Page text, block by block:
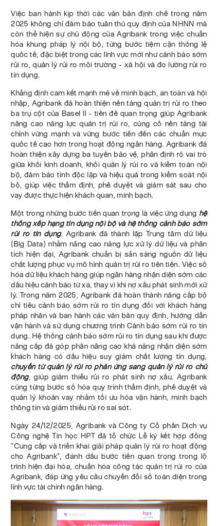
Việc ban hành kịp thời các văn bản định chế trong năm
2025 không chỉ đảm bảo tuân thủ quy định của NHNN mà
còn thể hiện sự chủ động của Agribank trong việc chuẩn
hóa khung pháp lý nội bộ, từng bước tiệm cận thông lệ
quốc tế, đặc biệt trong các lĩnh vực mới như cảnh báo sớm
rủi ro, quản lý rủi ro môi trường - xã hội và đo lường rủi ro
tín dụng.
Khẳng định cam kết mạnh mẽ về minh bạch, an toàn và hội
nhập, Agribank đã hoàn thiện nền tảng quản trị rủi ro theo
ba trụ cột của Basel II - tiền đề quan trọng giúp Agribank
nâng cao năng lực quản trị rủi ro, củng cố nền tảng tài
chính vững mạnh và vững bước tiến đến các chuẩn mực
quốc tế cao hơn trong hoạt động ngân hàng. Agribank đã
hoàn thiện xây dựng ba tuyến bảo vệ, phân định rõ vai trò
giữa khối kinh doanh, khối quản lý rủi ro và kiểm toán nội
bộ, đảm bảo tính độc lập và hiệu quả trong kiểm soát nội
bộ, giúp việc thẩm định, phê duyệt và giám sát sau cho
vay được thực hiện khách quan, minh bạch.
Một trong những bước tiến quan trọng là việc ứng dụng hệ
thống xếp hạng tín dụng nội bộ và hệ thống cảnh báo sớm
rủi ro tín dụng. Agribank đã thành lập Trung tâm dữ liệu
(Big Data) nhằm nâng cao năng lực xử lý dữ liệu và phân
tích hiện đại, Agribank chuẩn bị sẵn sàng nguồn dữ liệu
chất lượng phục vụ mô hình quản trị rủi ro tiên tiến. Việc số
hóa dữ liệu khách hàng giúp ngân hàng nhận diện sớm các
dấu hiệu cảnh báo từ xa, thay vì khi nợ xấu phát sinh mới xử
lý. Trong năm 2025, Agribank đã hoàn thành nâng cấp bộ
chỉ tiêu cảnh báo sớm rủi ro tín dụng đối với khách hàng
pháp nhân và ban hành các văn bản quy định, hướng dẫn
vận hành và sử dụng chương trình Cảnh báo sớm rủi ro tín
dụng. Hệ thống cảnh báo sớm rủi ro tín dụng sau khi được
nâng cấp đã góp phần nâng cao khả năng nhận diện sớm
khách hàng có dấu hiệu suy giảm chất lượng tín dụng,
chuyển từ quản lý rủi ro phản ứng sang quản lý rủi ro chủ
động, giúp giảm thiểu rủi ro phát sinh nợ xấu. Agribank
cũng từng bước số hóa quy trình thẩm định, phê duyệt và
quản lý khoản vay nhằm tối ưu hóa vận hành, minh bạch
thông tin và giảm thiểu rủi ro sai sót.
Ngày 24/12/2025, Agribank và Công ty Cổ phần Dịch vụ
Công nghệ Tin học HPT đã tổ chức Lễ ký kết hợp đồng
“Cung cấp và triển khai giải pháp quản lý rủi ro hoạt động
cho Agribank”, đánh dấu bước tiến quan trọng trong lộ
trình hiện đại hóa, chuẩn hóa công tác quản trị rủi ro của
Agribank, đáp ứng yêu cầu chuyển đổi số toàn diện trong
lĩnh vực tài chính ngân hàng.